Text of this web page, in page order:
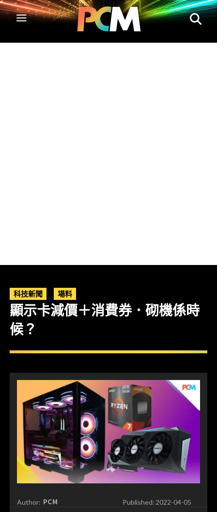
科技新聞 場料
顯示卡減價＋消費券．砌機係時
候？
Author: PCM Published: 2022-04-05